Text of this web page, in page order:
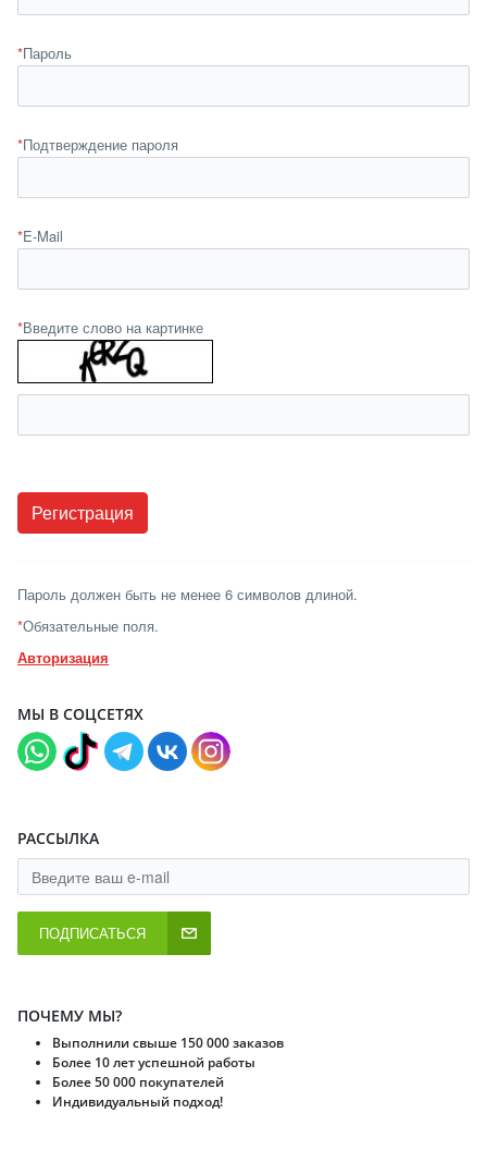
*Пароль
*Подтверждение пароля
*E-Mail
*Введите слово на картинке
Пароль должен быть не менее 6 символов длиной.
*Обязательные поля.
Авторизация
МЫ В СОЦСЕТЯХ
РАССЫЛКА
ПОДПИСАТЬСЯ
ПОЧЕМУ МЫ?
Выполнили свыше 150 000 заказов
Более 10 лет успешной работы
Более 50 000 покупателей
Индивидуальный подход!